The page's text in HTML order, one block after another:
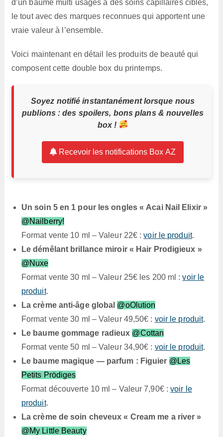
d’un baume multi usages à des soins capillaires ciblés,
le tout avec des marques reconnues qui apportent une
vraie valeur à l’ensemble.
Voici maintenant en détail les produits de beauté qui
composent cette double box du printemps.
Soyez notifié instantanément lorsque nous
publions : des spoilers, bons plans & nouvelles
box !
Recevoir les notifications Box AZ
Un soin 5 en 1 pour les ongles « Acai Nail Elixir »
@Nailberry!
Format vente 10 ml – Valeur 22€ :voir le produit.
Le démêlant brillance miroir « Hair Prodigieux »
@Nuxe
Format vente 30 ml – Valeur 25€ les 200 ml :voir le
produit.
La crème anti-âge global @oOlution
Format vente 30 ml – Valeur 49,50€ : voir le produit.
Le baume gommage radieux @Cottan
Format vente 50 ml – Valeur 34,90€ : voir le produit.
Le baume magique — parfum : Figuier @Les
Petits Prödiges
Format découverte 10 ml – Valeur 7,90€ :voir le
produit.
La crème de soin cheveux « Cream me a river »
@My Little Beauty